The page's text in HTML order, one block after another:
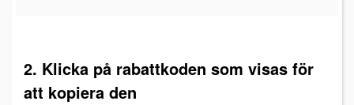
2. Klicka på rabattkoden som visas för
att kopiera den